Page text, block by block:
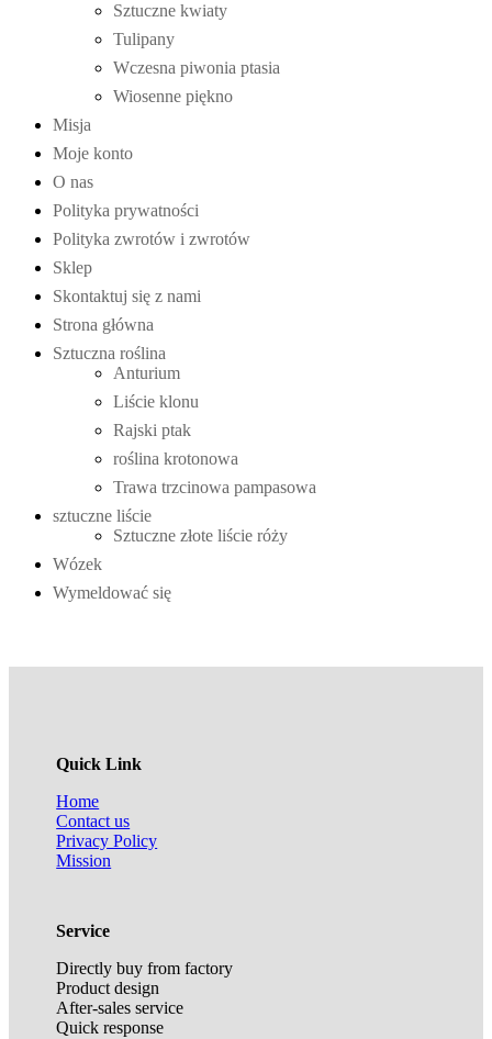
Sztuczne kwiaty
Tulipany
Wczesna piwonia ptasia
Wiosenne piękno
Misja
Moje konto
O nas
Polityka prywatności
Polityka zwrotów i zwrotów
Sklep
Skontaktuj się z nami
Strona główna
Sztuczna roślina
Anturium
Liście klonu
Rajski ptak
roślina krotonowa
Trawa trzcinowa pampasowa
sztuczne liście
Sztuczne złote liście róży
Wózek
Wymeldować się
Quick Link
Home
Contact us
Privacy Policy
Mission
Service
Directly buy from factory
Product design
After-sales service
Quick response